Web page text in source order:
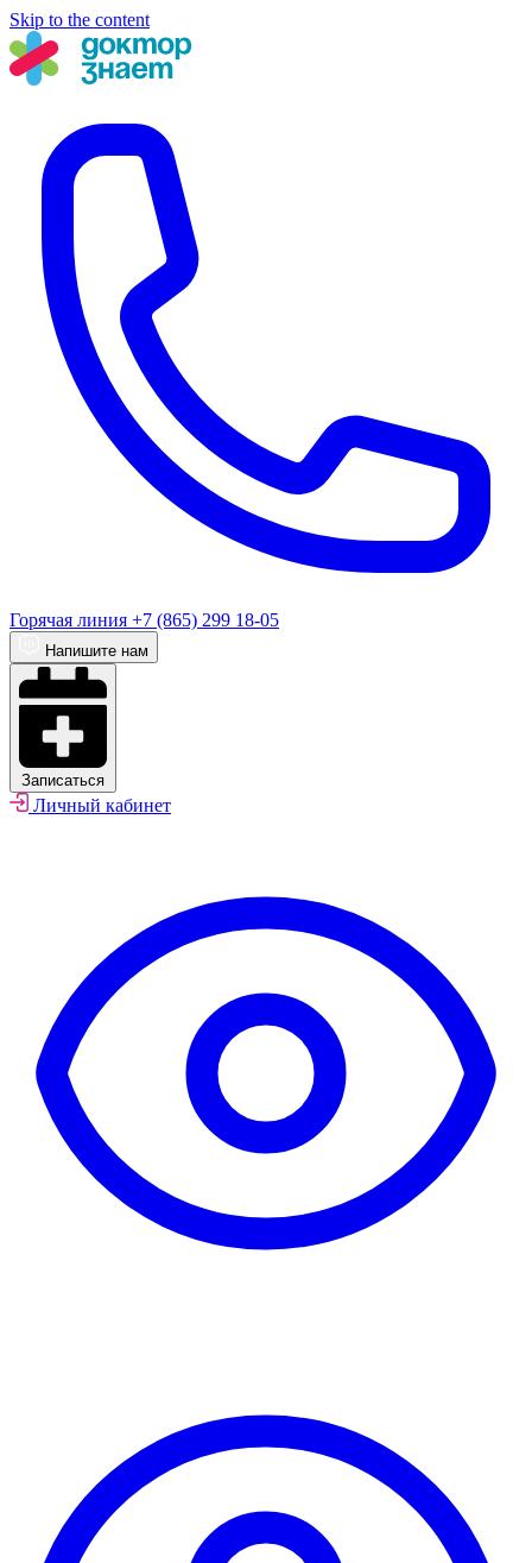
Skip to the content
Горячая линия +7 (865) 299 18-05
Напишите нам
Записаться
Личный кабинет